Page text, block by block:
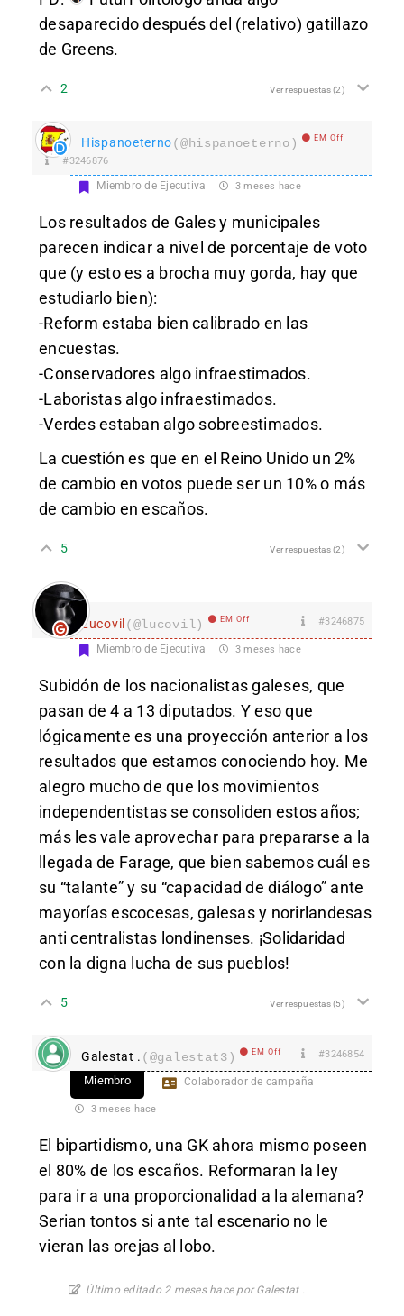
desaparecido después del (relativo) gatillazo
de Greens.
2 Ver respuestas(2)
Hispanoeterno(@hispanoeterno) EM Off
#3246876
Miembro de Ejecutiva 3 meses hace
Los resultados de Gales y municipales
parecen indicar a nivel de porcentaje de voto
que (y esto es a brocha muy gorda, hay que
estudiarlo bien):
-Reform estaba bien calibrado en las
encuestas.
-Conservadores algo infraestimados.
-Laboristas algo infraestimados.
-Verdes estaban algo sobreestimados.
La cuestión es que en el Reino Unido un 2%
de cambio en votos puede ser un 10% o más
de cambio en escaños.
5 Ver respuestas(2)
Lucovil(@lucovil) EM Off #3246875
Miembro de Ejecutiva 3 meses hace
Subidón de los nacionalistas galeses, que
pasan de 4 a 13 diputados. Y eso que
lógicamente es una proyección anterior a los
resultados que estamos conociendo hoy. Me
alegro mucho de que los movimientos
independentistas se consoliden estos años;
más les vale aprovechar para prepararse a la
llegada de Farage, que bien sabemos cuál es
su “talante” y su “capacidad de diálogo” ante
mayorías escocesas, galesas y norirlandesas
anti centralistas londinenses. ¡Solidaridad
con la digna lucha de sus pueblos!
5 Ver respuestas(5)
Galestat . (@galestat3) EM Off #3246854
Miembro Colaborador de campaña
3 meses hace
El bipartidismo, una GK ahora mismo poseen
el 80% de los escaños. Reformaran la ley
para ir a una proporcionalidad a la alemana?
Serian tontos si ante tal escenario no le
vieran las orejas al lobo.
Último editado 2 meses hace por Galestat .